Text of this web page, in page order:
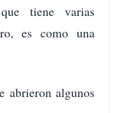
tiene varias
es como una
abrieron algunos